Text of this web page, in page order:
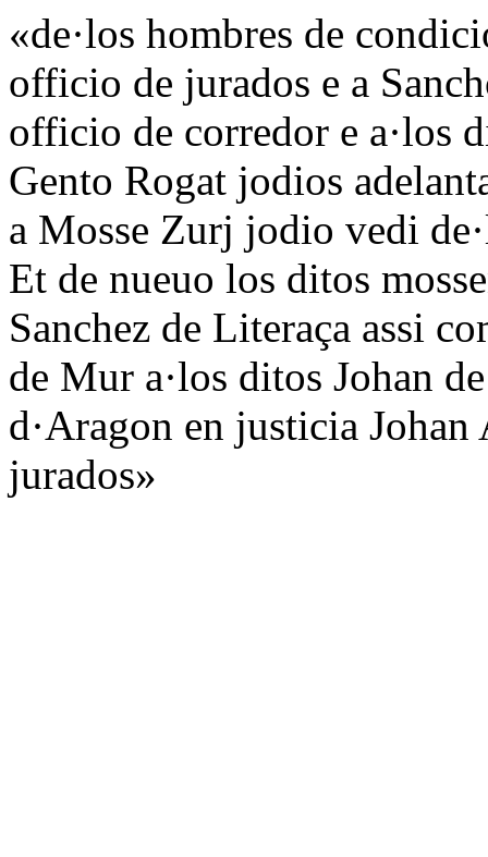
«de·los hombres de
officio de jurados e a
officio de corredor e a·los
Gento Rogat jodios
a Mosse Zurj jodio vedi
Et de nueuo los ditos
Sanchez de Literaça assi
de Mur a·los ditos Johan
d·Aragon en justicia
jurados»